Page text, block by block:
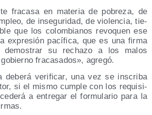
fra­ca­sa en mate­ria de pobre­za, de
de inse­gu­ri­dad, de vio­len­cia, tie­
que los colom­bia­nos revo­quen ese
expre­sión pací­fi­ca, que es una fir­ma
demos­trar su recha­zo a los malos
fra­ca­sa­dos», agregó.
debe­rá veri­fi­car, una vez se ins­cri­ba
si el mis­mo cum­ple con los requi­si­
a entre­gar el for­mu­la­rio para la